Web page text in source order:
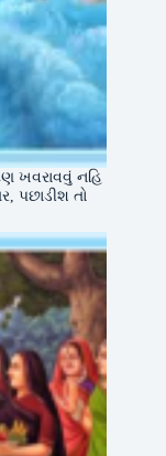
ખવરાવવું નહિ
પછાડીશ તો